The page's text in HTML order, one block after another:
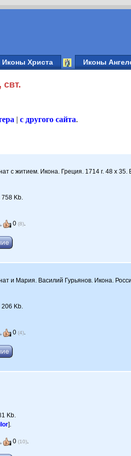
Иконы Христа Иконы
|с другого сайта.
с житием. Икона. Греция. 1714 г. 48 х
758 Kb.
, 0(8).
и Мария. Василий Гурьянов. Икона.
206 Kb.
, 0(4).
Kb.
].
, 0(10).